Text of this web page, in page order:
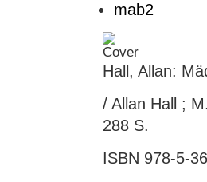
mab2
Hall, Allan:
/ Allan Hall ;
288 S.
ISBN 978-5-